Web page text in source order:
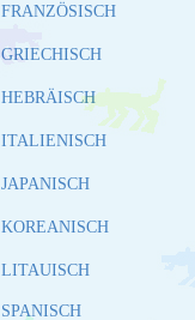
FRANZÖSISCH
GRIECHISCH
HEBRÄISCH
ITALIENISCH
JAPANISCH
KOREANISCH
LITAUISCH
SPANISCH